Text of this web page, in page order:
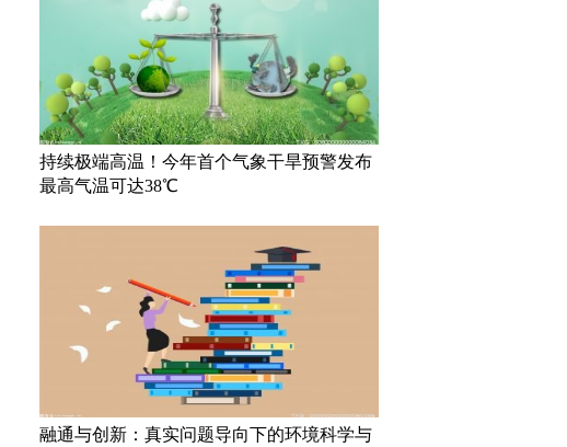
持续极端高温！今年首个气象干旱预警发布
最高气温可达38℃
融通与创新：真实问题导向下的环境科学与